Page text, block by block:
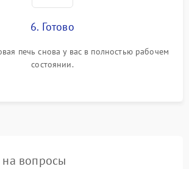
6. Готово
печь снова у вас в полностью рабочем
состоянии.
на вопросы